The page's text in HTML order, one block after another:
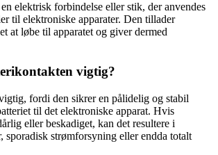
elektrisk forbindelse eller stik, der anvendes
til elektroniske apparater. Den tillader
at løbe til apparatet og giver dermed
vigtig?
fordi den sikrer en pålidelig og stabil
til det elektroniske apparat. Hvis
eller beskadiget, kan det resultere i
sporadisk strømforsyning eller endda totalt